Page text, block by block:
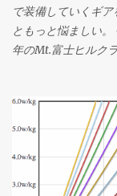
で装備していくギ
ともっと悩ましい
年のMt.富士ヒルク
の平均ケイデンスは
とになるか。記憶の
結局34x25Tは使っ
速度が伸びたけど
ったことになる。あ